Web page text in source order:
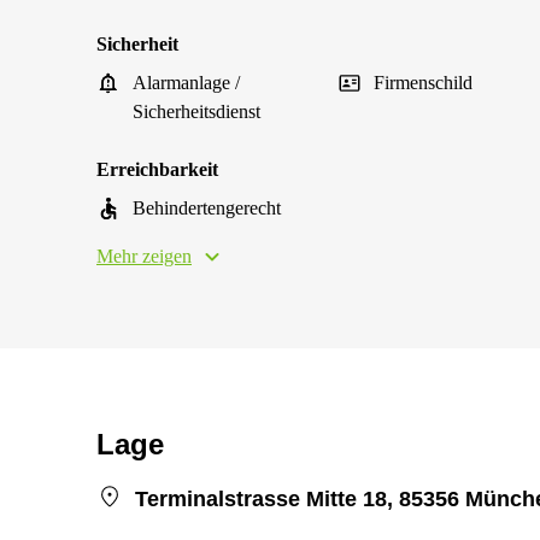
Sicherheit
Alarmanlage /
Sicherheitsdienst
Firmenschild
Erreichbarkeit
Behindertengerecht
Mehr zeigen
Lage
Terminalstrasse Mitte 18, 85356